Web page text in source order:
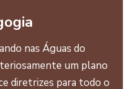
nas Águas do
um plano
diretrizes para todo o